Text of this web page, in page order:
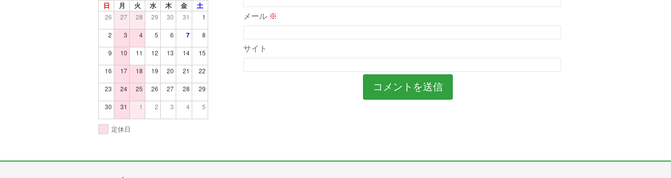
メール ※
サイト
日 月 火 水 木 金 土
26 27 28 29 30 31 1
2 3 4 5 6 7 8
9 10 11 12 13 14 15
16 17 18 19 20 21 22
23 24 25 26 27 28 29
30 31 1 2 3 4 5
定休日